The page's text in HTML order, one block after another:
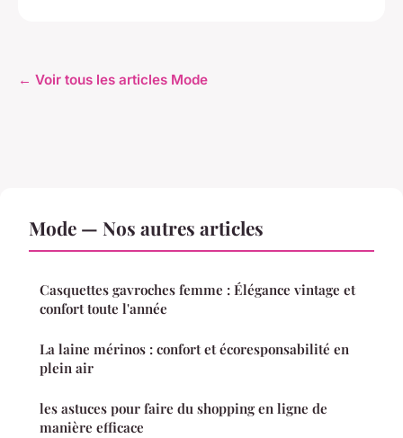
← Voir tous les articles Mode
Mode — Nos autres articles
Casquettes gavroches femme : Élégance vintage et
confort toute l'année
La laine mérinos : confort et écoresponsabilité en
plein air
les astuces pour faire du shopping en ligne de
manière efficace